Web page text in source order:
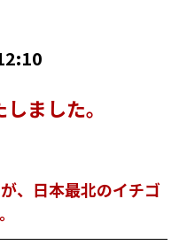
ました。
、日本最北のイチゴ